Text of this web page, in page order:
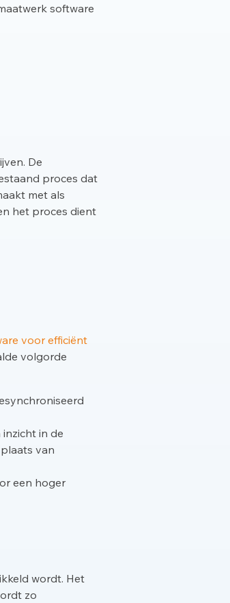
software
De
proces dat
met als
het proces dient
voor efficiënt
volgorde
inzicht in de
van
een hoger
wordt. Het
zo